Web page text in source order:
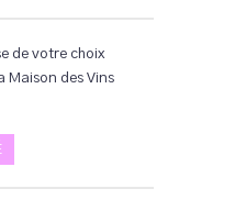
de votre choix
Maison des Vins